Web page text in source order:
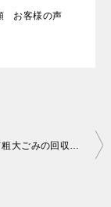
お客様の声
さくら市にて粗大ごみの回収 お客様の声